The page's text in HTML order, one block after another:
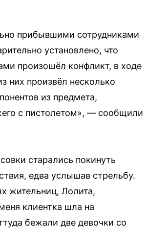
прибывшими сотрудниками
установлено, что
произошёл конфликт, в ходе
них произвёл несколько
из предмета,
с пистолетом», — сообщили
старались покинуть
едва услышав стрельбу.
жительниц, Лолита,
клиентка шла на
бежали две девочки со